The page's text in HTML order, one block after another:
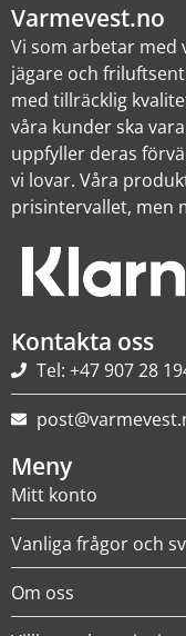
Varmevest.no
Vi som arbetar med
jägare och
med tillräcklig
våra kunder ska
uppfyller deras
vi lovar. Våra
prisintervallet, men
Kontakta oss
Tel: +47 907 28
Meny
Mitt konto
Vanliga frågor och
Om oss